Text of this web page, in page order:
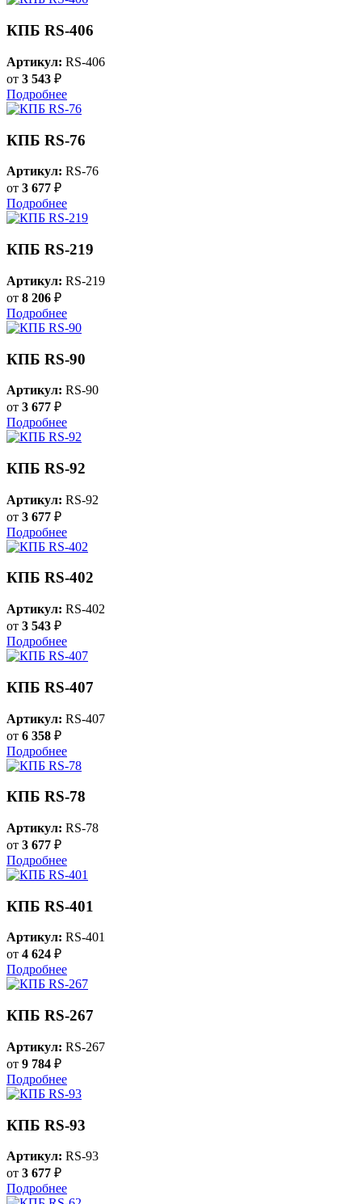
КПБ RS-406
Артикул: RS-406
от 3 543 ₽
Подробнее
КПБ RS-76
Артикул: RS-76
от 3 677 ₽
Подробнее
КПБ RS-219
Артикул: RS-219
от 8 206 ₽
Подробнее
КПБ RS-90
Артикул: RS-90
от 3 677 ₽
Подробнее
КПБ RS-92
Артикул: RS-92
от 3 677 ₽
Подробнее
КПБ RS-402
Артикул: RS-402
от 3 543 ₽
Подробнее
КПБ RS-407
Артикул: RS-407
от 6 358 ₽
Подробнее
КПБ RS-78
Артикул: RS-78
от 3 677 ₽
Подробнее
КПБ RS-401
Артикул: RS-401
от 4 624 ₽
Подробнее
КПБ RS-267
Артикул: RS-267
от 9 784 ₽
Подробнее
КПБ RS-93
Артикул: RS-93
от 3 677 ₽
Подробнее